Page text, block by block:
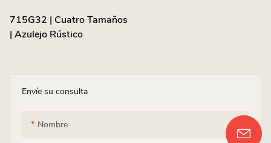
Envíe su consulta
Nombre
715G32 | Cuatro Tamaños
| Azulejo Rústico